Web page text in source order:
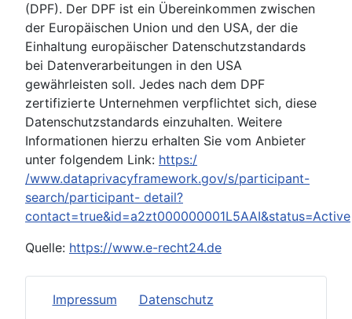
(DPF). Der DPF ist ein Übereinkommen zwischen
der Europäischen Union und den USA, der die
Einhaltung europäischer Datenschutzstandards
bei Datenverarbeitungen in den USA
gewährleisten soll. Jedes nach dem DPF
zertifizierte Unternehmen verpflichtet sich, diese
Datenschutzstandards einzuhalten. Weitere
Informationen hierzu erhalten Sie vom Anbieter
unter folgendem Link: https:/
/www.dataprivacyframework.gov/s/participant-
search/participant- detail?
contact=true&id=a2zt000000001L5AAI&status=Active
Quelle: https://www.e-recht24.de
Impressum Datenschutz